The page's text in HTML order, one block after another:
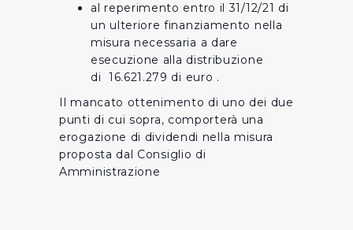
al reperimento entro il 31/12/21 di
un ulteriore finanziamento nella
misura necessaria a dare
esecuzione alla distribuzione
di 16.621.279 di euro .
Il mancato ottenimento di uno dei due
punti di cui sopra, comporterà una
erogazione di dividendi nella misura
proposta dal Consiglio di
Amministrazione